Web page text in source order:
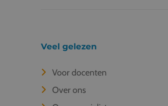
Veel gelezen
Voor docenten
Over ons